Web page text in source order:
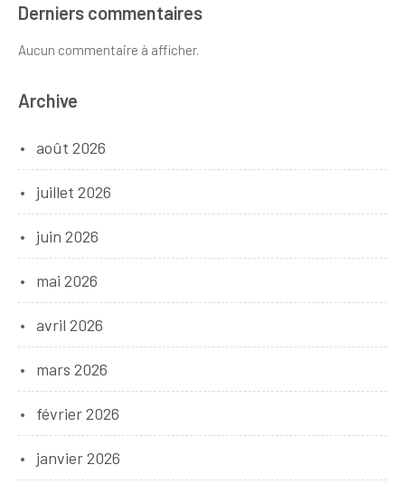
Derniers commentaires
Aucun commentaire à afficher.
Archive
août 2026
juillet 2026
juin 2026
mai 2026
avril 2026
mars 2026
février 2026
janvier 2026